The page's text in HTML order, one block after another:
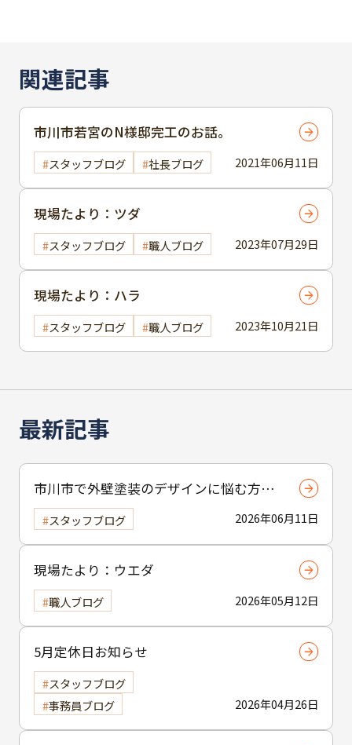
最新記事
市川市で外壁塗装のデザインに悩む方へ
｜ 色選びの失敗を防ぐポイント
2026年06月11日
スタッフブログ
現場たより：ウエダ
2026年05月12日
職人ブログ
5月定休日お知らせ
2026年04月26日
スタッフブログ
事務員ブログ
関連記事
2021年06月11日
市川市若宮のN様邸完工のお話。
スタッフブログ 社長ブログ
2023年07月29日
現場たより：ツダ
スタッフブログ 職人ブログ
2023年10月21日
現場たより：ハラ
スタッフブログ 職人ブログ